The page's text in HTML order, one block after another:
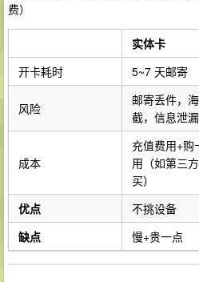
费）
实体卡
开卡耗时
5~7 天邮寄
风险
邮寄丢件，
截，信息泄漏
成本
充值费用+购
用（如第三
买）
优点 不挑设备
缺点
慢+贵一点